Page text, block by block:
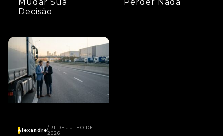
Mudar Sua
Decisão
Perder Nada
Alexandre 31 DE JULHO DE
2026